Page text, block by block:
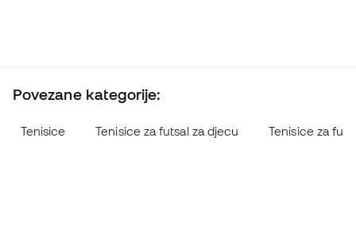
Povezane kategorije:
Tenisice Tenisice za futsal za djecu Tenisice za